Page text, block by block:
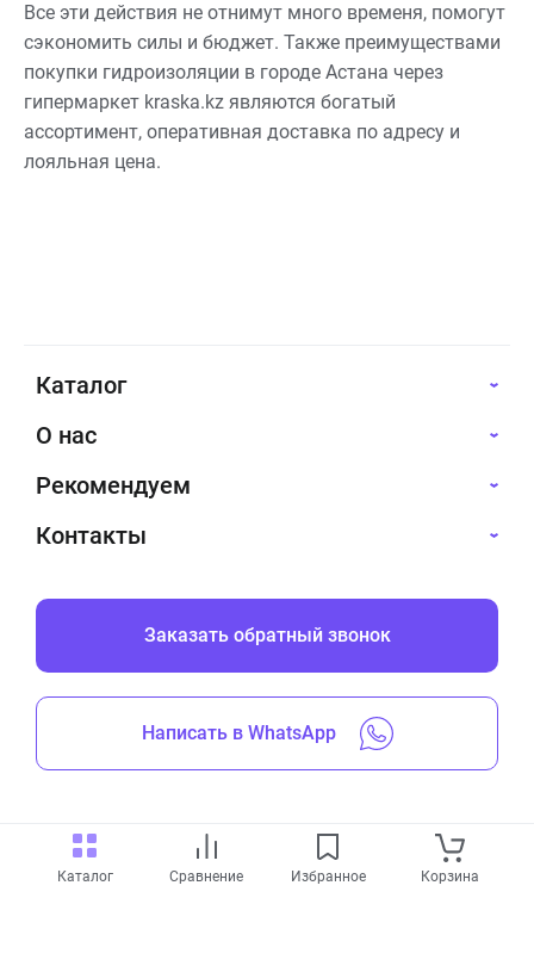
Каталог Сравнение Избранное Корзина
Все эти действия не отнимут много временя, помогут
сэкономить силы и бюджет. Также преимуществами
покупки гидроизоляции в городе Астана через
гипермаркет kraska.kz являются богатый
ассортимент, оперативная доставка по адресу и
лояльная цена.
Каталог
О нас
Рекомендуем
Контакты
Заказать обратный звонок
Написать в WhatsApp
Все права защищены © 2019-2026